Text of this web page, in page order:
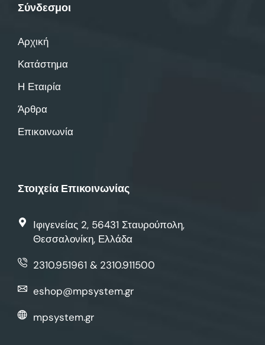
Σύνδεσμοι
Αρχική
Κατάστημα
Η Εταιρία
Άρθρα
Επικοινωνία
Στοιχεία Επικοινωνίας
Ιφιγενείας 2, 56431 Σταυρούπολη,
Θεσσαλονίκη, Ελλάδα
2310.951961 & 2310.911500
eshop@mpsystem.gr
mpsystem.gr